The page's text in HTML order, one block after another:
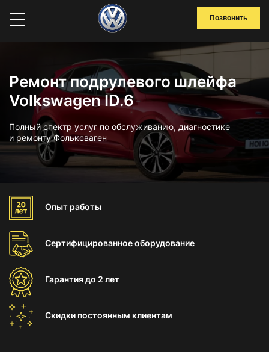
Позвонить
Ремонт подрулевого шлейфа
Volkswagen ID.6
Полный спектр услуг по обслуживанию, диагностике
и ремонту Фольксваген
Опыт работы
Сертифицированноеоборудование
Гарантиядо 2 лет
Скидки постоянным клиентам